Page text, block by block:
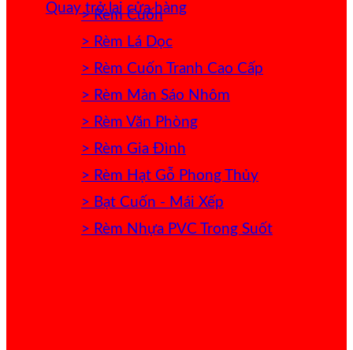
Quay trở lại cửa hàng
> Rèm Cuốn
> Rèm Lá Dọc
> Rèm Cuốn Tranh Cao Cấp
> Rèm Màn Sáo Nhôm
> Rèm Văn Phòng
> Rèm Gia Đình
> Rèm Hạt Gỗ Phong Thủy
> Bạt Cuốn - Mái Xếp
> Rèm Nhựa PVC Trong Suốt